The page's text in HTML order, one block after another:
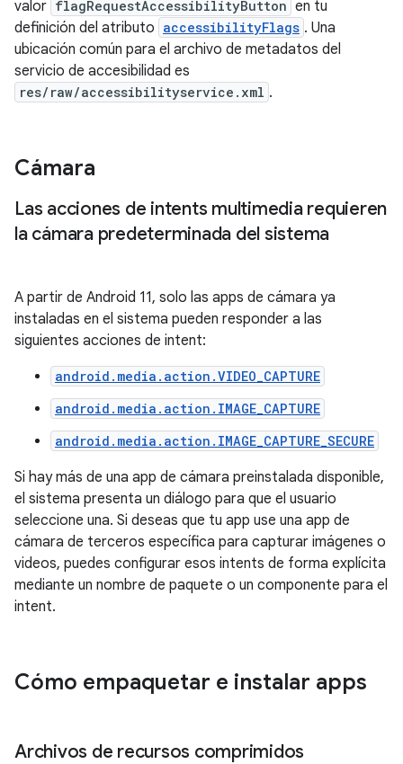
valor flagRequestAccessibilityButton en tu
definición del atributo accessibilityFlags . Una
ubicación común para el archivo de metadatos del
servicio de accesibilidad es
res/raw/accessibilityservice.xml .
Cámara
Las acciones de intents multimedia requieren
la cámara predeterminada del sistema
A partir de Android 11, solo las apps de cámara ya
instaladas en el sistema pueden responder a las
siguientes acciones de intent:
android.media.action.VIDEO_CAPTURE
android.media.action.IMAGE_CAPTURE
android.media.action.IMAGE_CAPTURE_SECURE
Si hay más de una app de cámara preinstalada disponible,
el sistema presenta un diálogo para que el usuario
seleccione una. Si deseas que tu app use una app de
cámara de terceros específica para capturar imágenes o
videos, puedes configurar esos intents de forma explícita
mediante un nombre de paquete o un componente para el
intent.
Cómo empaquetar e instalar apps
Archivos de recursos comprimidos